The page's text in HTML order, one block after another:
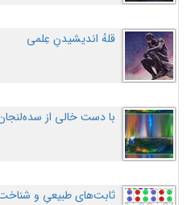
قلهُ اندیشیدنِ عِلمی
با دست خالی از
ثابت‌های طبیعیِ و